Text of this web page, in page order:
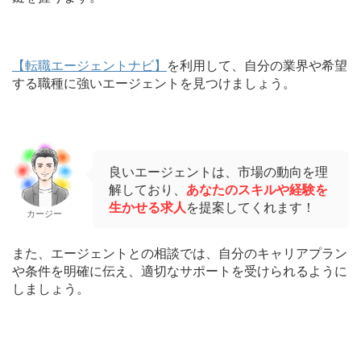
【転職エージェントナビ】 を利用して、自分の業界や希望
する職種に強いエージェントを見つけましょう。
カージー
良いエージェントは、市場の動向を理
解しており、 あなたのスキルや経験を
生かせる求人を提案してくれます！
また、エージェントとの相談では、自分のキャリアプラン
や条件を明確に伝え、適切なサポートを受けられるように
しましょう。